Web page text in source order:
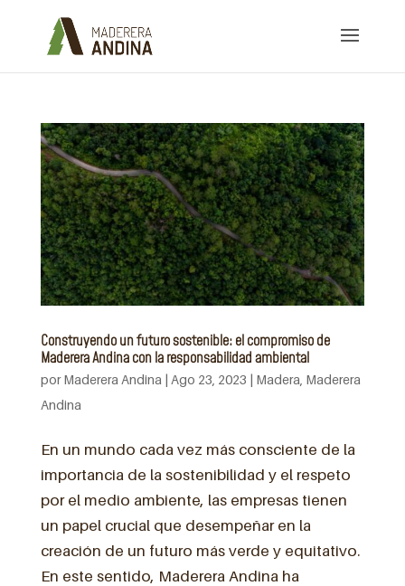
Construyendo un futuro sostenible: el compromiso de
Maderera Andina con la responsabilidad ambiental
porMaderera Andina | Ago 23, 2023 | Madera Maderera
Andina
En un mundo cada vez más consciente de la
importancia de la sostenibilidad y el respeto
por el medio ambiente, las empresas tienen
un papel crucial que desempeñar en la
creación de un futuro más verde y equitativo.
En este sentido, Maderera Andina ha